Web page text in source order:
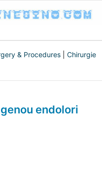
& Procedures
Chirurgie
endolori